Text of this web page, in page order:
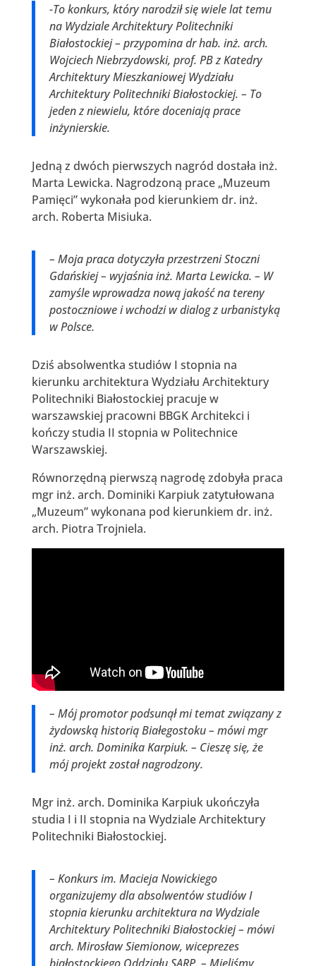
-To konkurs, który narodził się wiele lat temu
na Wydziale Architektury Politechniki
Białostockiej – przypomina dr hab. inż. arch.
Wojciech Niebrzydowski, prof. PB z Katedry
Architektury Mieszkaniowej Wydziału
Architektury Politechniki Białostockiej. – To
jeden z niewielu, które doceniają prace
inżynierskie.
Jedną z dwóch pierwszych nagród dostała inż.
Marta Lewicka. Nagrodzoną prace „Muzeum
Pamięci” wykonała pod kierunkiem dr. inż.
arch. Roberta Misiuka.
– Moja praca dotyczyła przestrzeni Stoczni
Gdańskiej – wyjaśnia inż. Marta Lewicka. – W
zamyśle wprowadza nową jakość na tereny
postoczniowe i wchodzi w dialog z urbanistyką
w Polsce.
Dziś absolwentka studiów I stopnia na
kierunku architektura Wydziału Architektury
Politechniki Białostockiej pracuje w
warszawskiej pracowni BBGK Architekci i
kończy studia II stopnia w Politechnice
Warszawskiej.
Równorzędną pierwszą nagrodę zdobyła praca
mgr inż. arch. Dominiki Karpiuk zatytułowana
„Muzeum” wykonana pod kierunkiem dr. inż.
arch. Piotra Trojniela.
– Mój promotor podsunął mi temat związany z
żydowską historią Białegostoku – mówi mgr
inż. arch. Dominika Karpiuk. – Cieszę się, że
mój projekt został nagrodzony.
Mgr inż. arch. Dominika Karpiuk ukończyła
studia I i II stopnia na Wydziale Architektury
Politechniki Białostockiej.
– Konkurs im. Macieja Nowickiego
organizujemy dla absolwentów studiów I
stopnia kierunku architektura na Wydziale
Architektury Politechniki Białostockiej – mówi
arch. Mirosław Siemionow, wiceprezes